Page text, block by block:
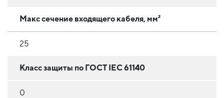
Макс сечение входящего кабеля, мм²
25
Класс защиты по ГОСТ IEC 61140
0